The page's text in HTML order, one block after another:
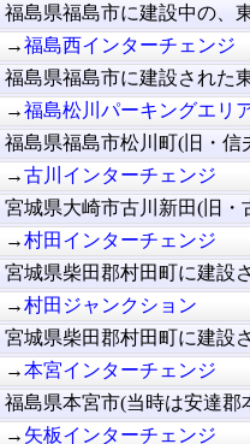
福島県福島市に建設中の、
→福島西インターチェンジ
福島県福島市に建設された
→福島松川パーキングエリ
福島県福島市松川町(旧・信
→古川インターチェンジ
宮城県大崎市古川新田(旧・
→村田インターチェンジ
宮城県柴田郡村田町に建設
→村田ジャンクション
宮城県柴田郡村田町に建設
→本宮インターチェンジ
福島県本宮市(当時は安達郡
→ 矢板インターチェンジ